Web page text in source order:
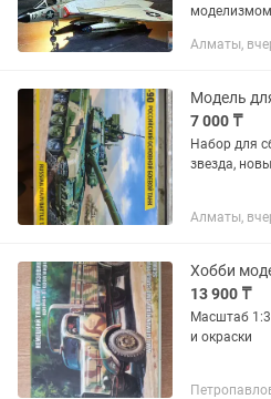
новая
Алматы,
Модель
7 000 ₸
Набор для
звезда,
Алматы,
Хобби
13 900 ₸
Масштаб
и окраски